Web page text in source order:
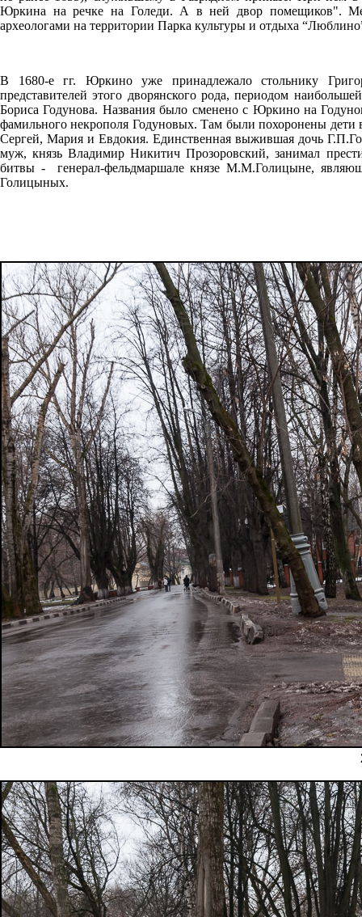
Юркина на речке на Голеди. А в ней двор помещиков".
археологами на территории Парка культуры и отдыха
В 1680-е гг. Юркино уже принадлежало стольнику
представителей этого дворянского рода, периодом
Бориса Годунова. Названия было сменено с Юркино на
фамильного некрополя Годуновых. Там были похоронены
Сергей, Мария и Евдокия. Единственная выжившая дочь
муж, князь Владимир Никитич Прозоровский, занимал
битвы - генерал-фельдмаршале князе М.М.Голицыне,
Голицыных.